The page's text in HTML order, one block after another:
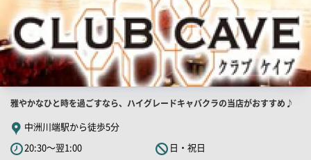
店
舗
PR
キ
雅やかなひと時を過ごすなら、ハイグレードキャバクラの当店がおすすめ♪
中洲川端駅から徒歩5分
20:30～翌1:00
日・祝日